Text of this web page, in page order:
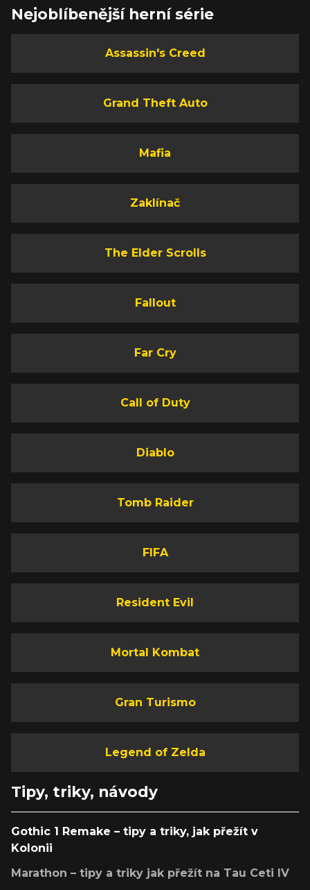
Nejoblíbenější herní série
Assassin's Creed
Grand Theft Auto
Mafia
Zaklínač
The Elder Scrolls
Fallout
Far Cry
Call of Duty
Diablo
Tomb Raider
FIFA
Resident Evil
Mortal Kombat
Gran Turismo
Legend of Zelda
Tipy, triky, návody
Gothic 1 Remake – tipy a triky, jak přežít v
Kolonii
Marathon – tipy a triky jak přežít na Tau Ceti IV